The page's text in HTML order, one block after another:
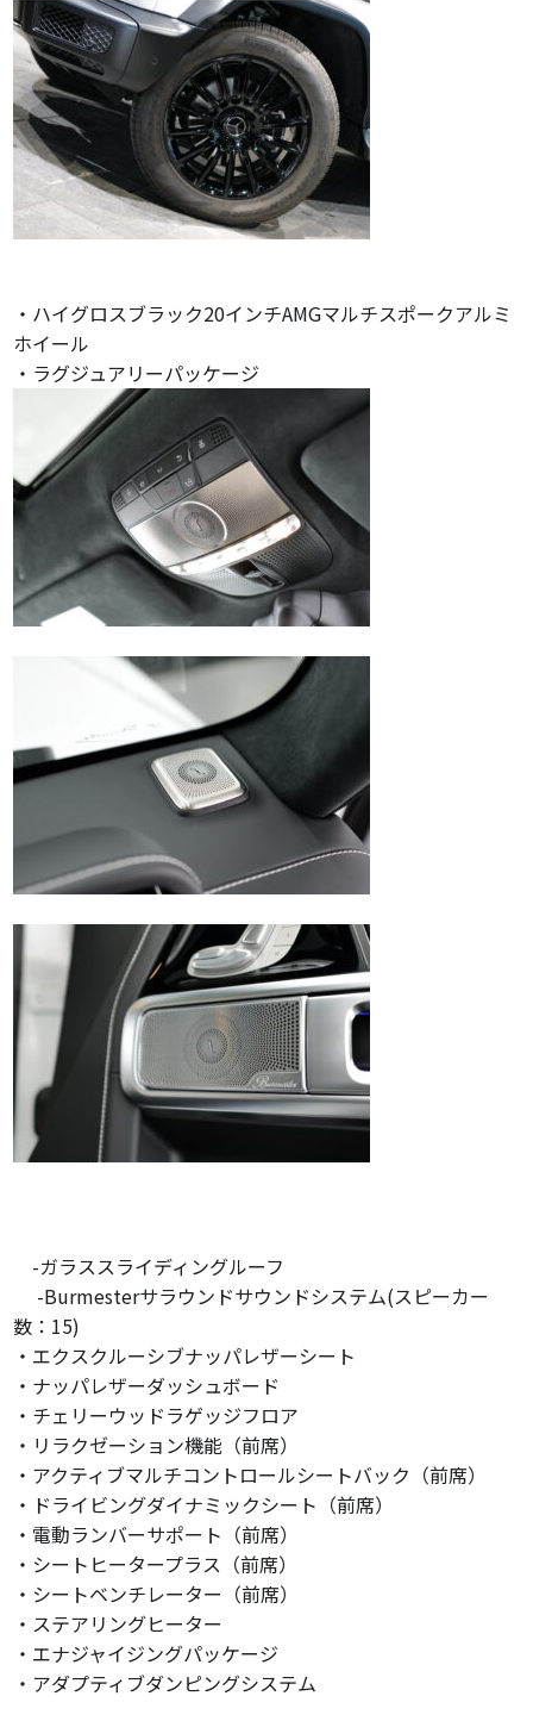
・ハイグロスブラック20インチAMGマルチスポークアルミ
ホイール
・ラグジュアリーパッケージ
-ガラススライディングルーフ
-Burmesterサラウンドサウンドシステム(スピーカー
数：15)
・エクスクルーシブナッパレザーシート
・ナッパレザーダッシュボード
・チェリーウッドラゲッジフロア
・リラクゼーション機能（前席）
・アクティブマルチコントロールシートバック（前席）
・ドライビングダイナミックシート（前席）
・電動ランバーサポート（前席）
・シートヒータープラス（前席）
・シートベンチレーター（前席）
・ステアリングヒーター
・エナジャイジングパッケージ
・アダプティブダンピングシステム